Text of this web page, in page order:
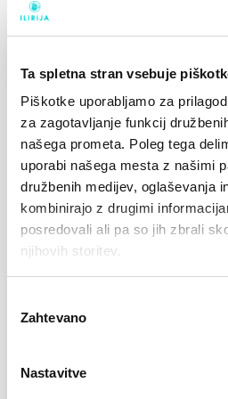
Ta spletna stran vsebuje
Piškotke uporabljamo za
za zagotavljanje funkcij
našega prometa. Poleg tega
uporabi našega mesta z našimi
družbenih medijev, oglaševanja
kombinirajo z drugimi
posredovali ali pa so jih zbrali
njihovih storitev.
soglasja
Zahtevano
Nastavitve
skupaj s spektakularnimi
V našem lepotnem in